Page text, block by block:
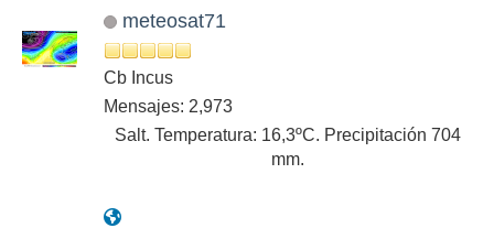
meteosat71
Cb Incus
Mensajes: 2,973
Salt. Temperatura: 16,3ºC. Precipitación 704
mm.